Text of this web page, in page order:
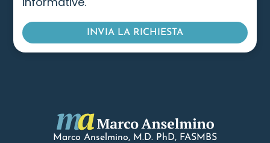
INVIA LA RICHIESTA
Marco Anselmino, M.D. PhD, FASMBS